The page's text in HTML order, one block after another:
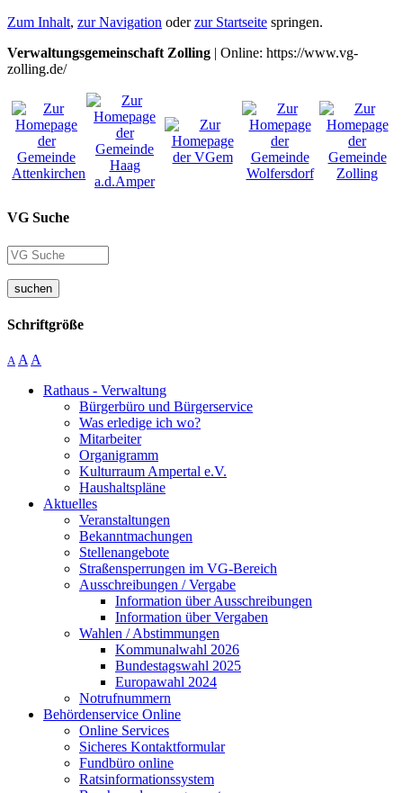
Zum Inhalt, zur Navigation oderzur Startseite springen.
Verwaltungsgemeinschaft Zolling | Online: https://www.vg-
zolling.de/
VG Suche
suchen
Schriftgröße
A A A
Rathaus - Verwaltung
Bürgerbüro und Bürgerservice
Was erledige ich wo?
Mitarbeiter
Organigramm
Kulturraum Ampertal e.V.
Haushaltspläne
Aktuelles
Veranstaltungen
Bekanntmachungen
Stellenangebote
Straßensperrungen im VG-Bereich
Ausschreibungen / Vergabe
Information über Ausschreibungen
Information über Vergaben
Wahlen / Abstimmungen
Kommunalwahl 2026
Bundestagswahl 2025
Europawahl 2024
Notrufnummern
Behördenservice Online
Online Services
Sicheres Kontaktformular
Fundbüro online
Ratsinformationssystem